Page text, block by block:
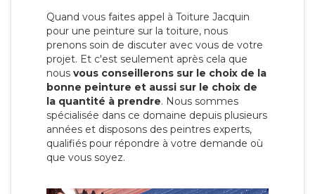
Quand vous faites appel à Toiture Jacquin
pour une peinture sur la toiture, nous
prenons soin de discuter avec vous de votre
projet. Et c'est seulement après cela que
nous vous conseillerons sur le choix de la
bonne peinture et aussi sur le choix de
la quantité à prendre. Nous sommes
spécialisée dans ce domaine depuis plusieurs
années et disposons des peintres experts,
qualifiés pour répondre à votre demande où
que vous soyez.